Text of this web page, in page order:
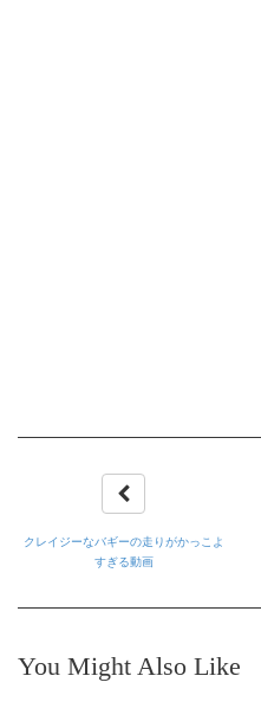
クレイジーなバギーの走りがかっこよ
すぎる動画
You Might Also Like